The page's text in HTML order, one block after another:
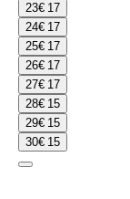
23€ 17
24€ 17
25€ 17
26€ 17
27€ 17
28€ 15
29€ 15
30€ 15